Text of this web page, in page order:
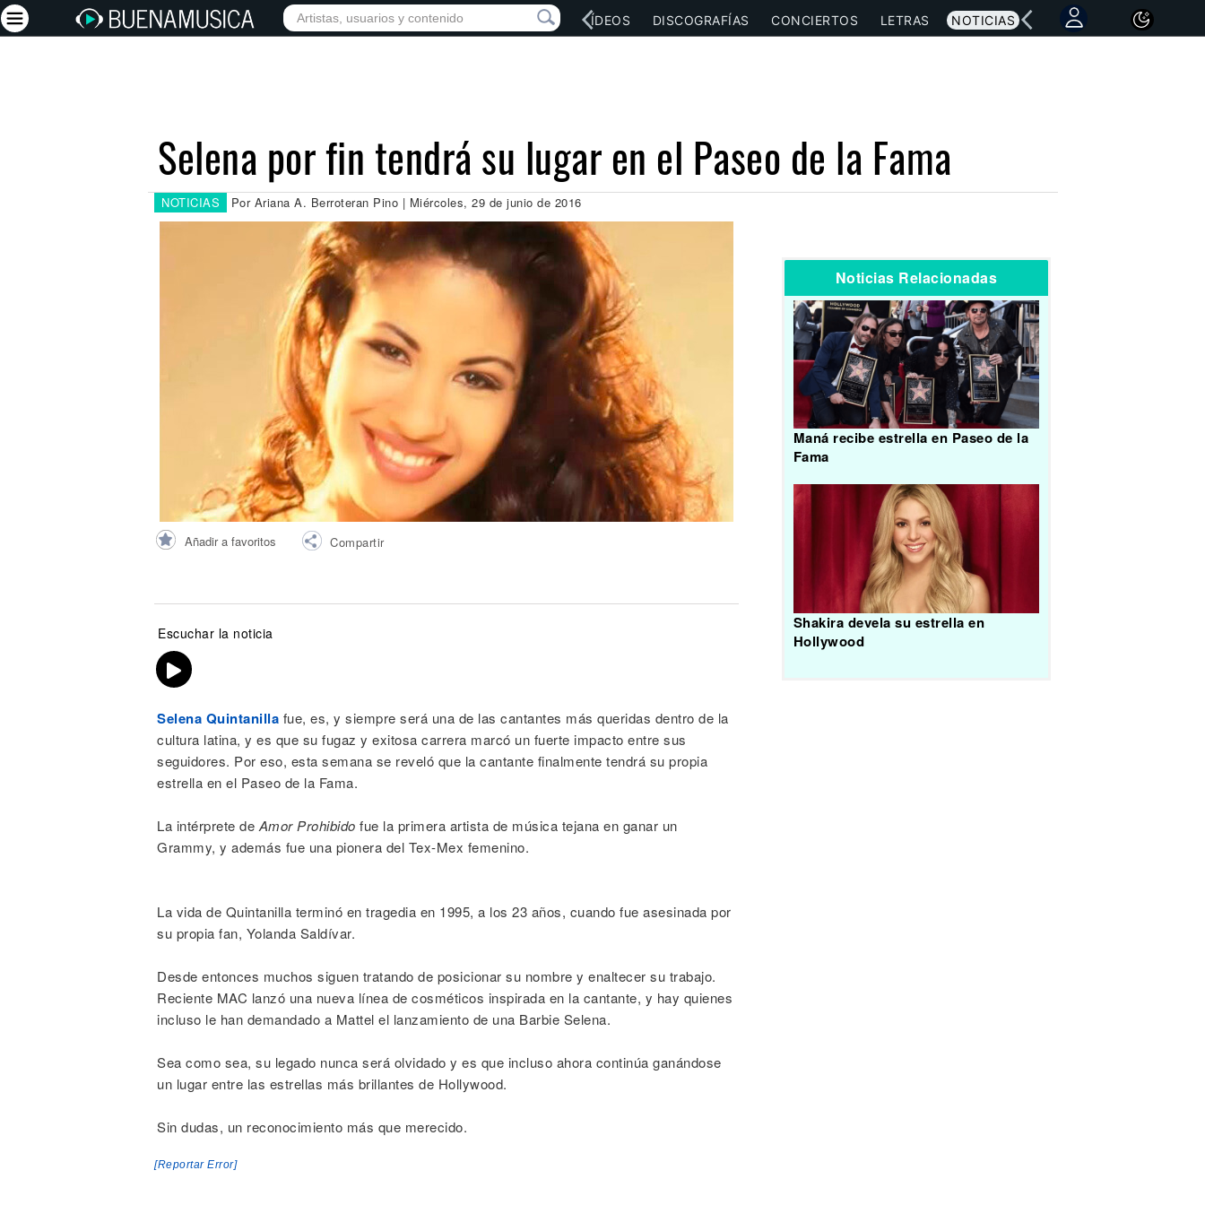
INICIO ARTISTAS RED SOCIAL MÚSICA VÍDEOS DISCOGRAFÍAS CONCIERTOS LETRAS NOTICIAS
Selena por fin tendrá su lugar en el Paseo de la Fama
NOTICIAS Por Ariana A. Berroteran Pino | Miércoles, 29 de junio de 2016
Añadir a favoritos Compartir
Escuchar la noticia
Selena Quintanilla fue, es, y siempre será una de las cantantes más queridas dentro de la
cultura latina, y es que su fugaz y exitosa carrera marcó un fuerte impacto entre sus
seguidores. Por eso, esta semana se reveló que la cantante finalmente tendrá su propia
estrella en el Paseo de la Fama.
La intérprete de Amor Prohibido fue la primera artista de música tejana en ganar un
Grammy, y además fue una pionera del Tex-Mex femenino.
La vida de Quintanilla terminó en tragedia en 1995, a los 23 años, cuando fue asesinada por
su propia fan, Yolanda Saldívar.
Desde entonces muchos siguen tratando de posicionar su nombre y enaltecer su trabajo.
Reciente MAC lanzó una nueva línea de cosméticos inspirada en la cantante, y hay quienes
incluso le han demandado a Mattel el lanzamiento de una Barbie Selena.
Sea como sea, su legado nunca será olvidado y es que incluso ahora continúa ganándose
un lugar entre las estrellas más brillantes de Hollywood.
Sin dudas, un reconocimiento más que merecido.
[Reportar Error]
Noticias Relacionadas
Maná recibe estrella en Paseo de la
Fama
Shakira devela su estrella en
Hollywood